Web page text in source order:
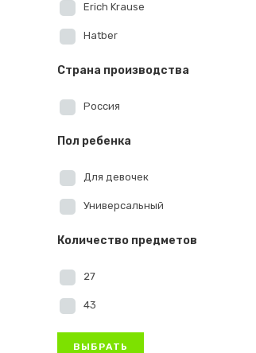
Erich Krause
Hatber
Страна производства
Россия
Пол ребенка
Для девочек
Универсальный
Количество предметов
27
43
ВЫБРАТЬ